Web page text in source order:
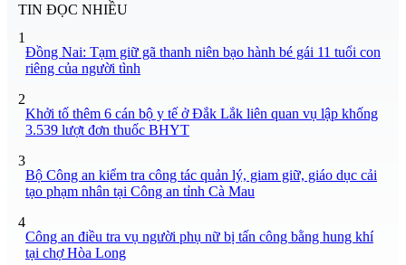
TIN ĐỌC NHIỀU
1
Đồng Nai: Tạm giữ gã thanh niên bạo hành bé gái 11 tuổi con
riêng của người tình
2
Khởi tố thêm 6 cán bộ y tế ở Đắk Lắk liên quan vụ lập khống
3.539 lượt đơn thuốc BHYT
3
Bộ Công an kiểm tra công tác quản lý, giam giữ, giáo dục cải
tạo phạm nhân tại Công an tỉnh Cà Mau
4
Công an điều tra vụ người phụ nữ bị tấn công bằng hung khí
tại chợ Hòa Long